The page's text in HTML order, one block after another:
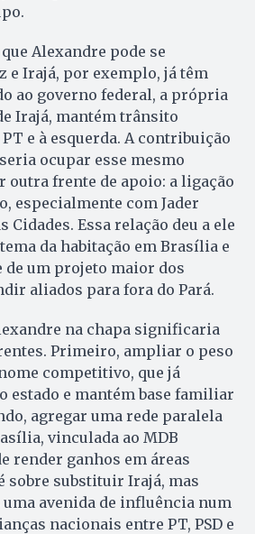
Alexandre pode se
e Irajá, por exemplo, já têm
ao governo federal, a própria
Irajá, mantém trânsito
e à esquerda. A contribuição
ocupar esse mesmo
outra frente de apoio: a ligação
especialmente com Jader
Essa relação deu a ele
da habitação em Brasília e
de um projeto maior dos
aliados para fora do Pará.
na chapa significaria
Primeiro, ampliar o peso
competitivo, que já
estado e mantém base familiar
agregar uma rede paralela
vinculada ao MDB
render ganhos em áreas
sobre substituir Irajá, mas
avenida de influência num
nacionais entre PT, PSD e